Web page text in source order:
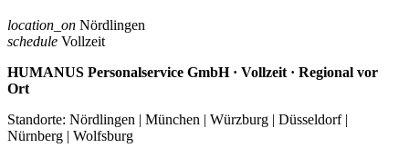
location_on Nördlingen
schedule Vollzeit
HUMANUS Personalservice GmbH · Vollzeit · Regional vor
Ort
Standorte: Nördlingen | München | Würzburg | Düsseldorf |
Nürnberg | Wolfsburg